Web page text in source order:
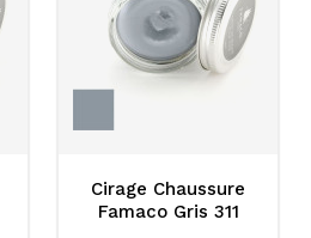
Cirage Chaussure
Famaco Gris 311